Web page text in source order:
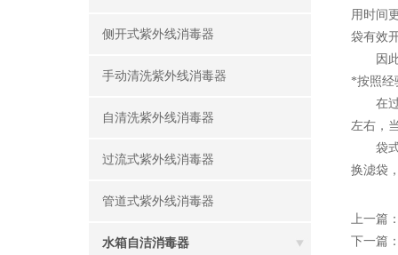
侧开式紫外线消毒器
手动清洗紫外线消毒器
自清洗紫外线消毒器
过流式紫外线消毒器
管道式紫外线消毒器
水箱自洁消毒器
用时间
袋有效
因此
*按照经
在过
左右，
袋式
换滤袋
上一篇
下一篇